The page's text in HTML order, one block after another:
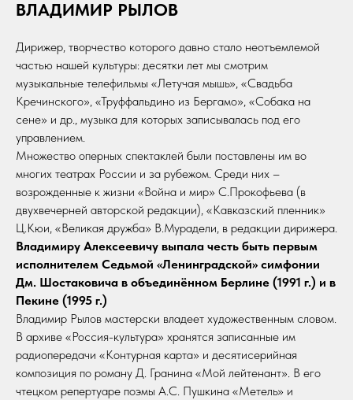
ВЛАДИМИР РЫЛОВ
Дирижер, творчество которого давно стало неотъемлемой
частью нашей культуры: десятки лет мы смотрим
музыкальные телефильмы «Летучая мышь», «Свадьба
Кречинского», «Труффальдино из Бергамо», «Собака на
сене» и др., музыка для которых записывалась под его
управлением.
Множество оперных спектаклей были поставлены им во
многих театрах России и за рубежом. Среди них –
возрожденные к жизни «Война и мир» С.Прокофьева (в
двухвечерней авторской редакции), «Кавказский пленник»
Ц.Кюи, «Великая дружба» В.Мурадели, в редакции дирижера.
Владимиру Алексеевичу выпала честь быть первым
исполнителем Седьмой «Ленинградской» симфонии
Дм. Шостаковича в объединённом Берлине (1991 г.) и в
Пекине (1995 г.)
Владимир Рылов мастерски владеет художественным словом.
В архиве «Россия-культура» хранятся записанные им
радиопередачи «Контурная карта» и десятисерийная
композиция по роману Д. Гранина «Мой лейтенант». В его
чтецком репертуаре поэмы А.С. Пушкина «Метель» и